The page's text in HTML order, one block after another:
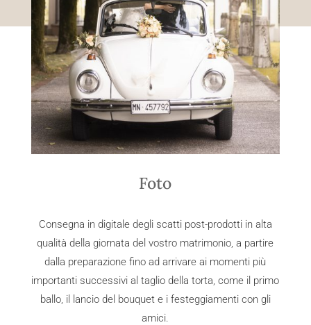
Foto
Consegna in digitale degli scatti post-prodotti in alta
qualità della giornata del vostro matrimonio, a partire
dalla preparazione fino ad arrivare ai momenti più
importanti successivi al taglio della torta, come il primo
ballo, il lancio del bouquet e i festeggiamenti con gli
amici.